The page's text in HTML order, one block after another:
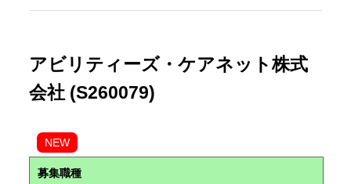
アビリティーズ・ケアネット株式
会社 (S260079)
NEW
募集職種